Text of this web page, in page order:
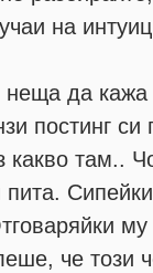
на
да кажа
постинг
какво там..
пита.
че този